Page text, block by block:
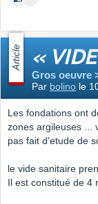
Article «
Gros oeuvre
Par bolino le
Les fondations ont
zones argileuses ...
pas fait d'etude de
le vide sanitaire
Il est constitué de 4